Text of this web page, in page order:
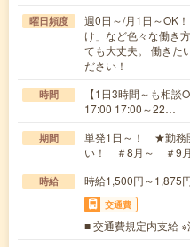
曜日頻度
週0日～/月1日～OK
け」など色々な働き
ても大丈夫。 働きた
ださい！
時間
【1日3時間～も相
17:00 17:00～22…
期間
単発1日～！ ★勤務
い！ ＃8月～ ＃9
時給 時給1,500円～1,875
交通費
■ 交通費規定内支給